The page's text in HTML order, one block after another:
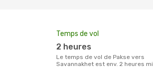
Temps de vol
2 heures
Le temps de vol de Pakse vers
Savannakhet est env. 2 heures